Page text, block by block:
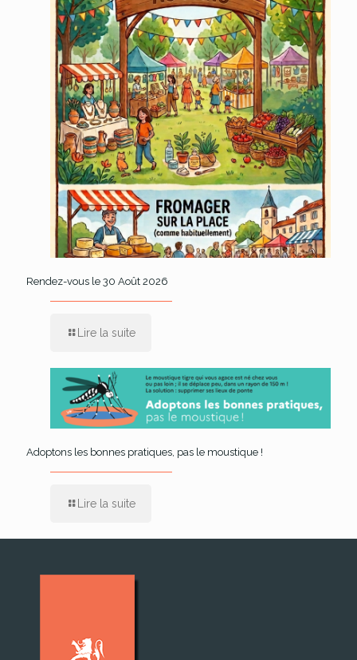
Rendez-vous le 30 Août 2026
Lire la suite
Adoptons les bonnes pratiques, pas le moustique !
Lire la suite